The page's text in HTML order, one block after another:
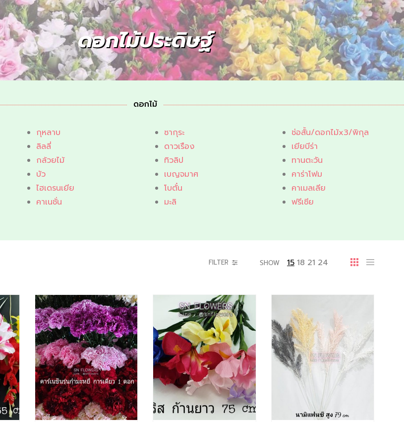
ดอกไม้ประดิษฐ์
ดอกไม้
กุหลาบ
ลิลลี่
กล้วยไม้
บัว
ไฮเดรนเยีย
คาเนชั่น
ซากุระ
ดาวเรือง
ทิวลิป
เบญจมาศ
โบตั๋น
มะลิ
ช่อสั้น/ดอกไม้x3/พิกุล
เยียบีร่า
ทานตะวัน
คาร่าโฟม
คาเมลเลีย
ฟรีเซีย
FILTER SHOW 15 18 21 24